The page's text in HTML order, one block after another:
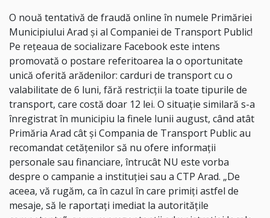
O nouă tentativă de fraudă online în numele Primăriei
Municipiului Arad și al Companiei de Transport Public!
Pe reţeaua de socializare Facebook este intens
promovată o postare referitoarea la o oportunitate
unică oferită arădenilor: carduri de transport cu o
valabilitate de 6 luni, fără restricții la toate tipurile de
transport, care costă doar 12 lei. O situație similară s-a
înregistrat în municipiu la finele lunii august, când atât
Primăria Arad cât și Compania de Transport Public au
recomandat cetățenilor să nu ofere informații
personale sau financiare, întrucât NU este vorba
despre o campanie a instituției sau a CTP Arad. „De
aceea, vă rugăm, ca în cazul în care primiți astfel de
mesaje, să le raportați imediat la autorităţile